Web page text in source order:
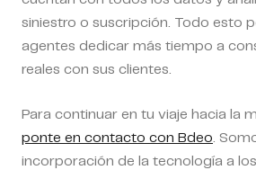
siniestro o suscripción. Todo esto
agentes dedicar más tiempo a
reales con sus clientes.
Para continuar en tu viaje hacia la
ponte en contacto con Bdeo .
incorporación de la tecnología a